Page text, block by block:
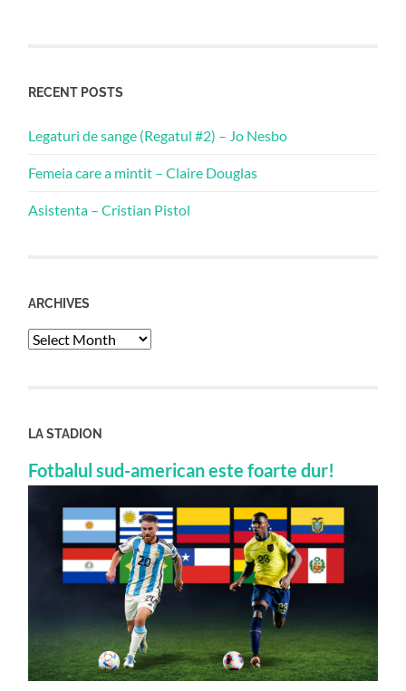
RECENT POSTS
Legaturi de sange (Regatul #2) – Jo Nesbo
Femeia care a mintit – Claire Douglas
Asistenta – Cristian Pistol
ARCHIVES
Archives
LA STADION
Fotbalul sud-american este foarte dur!